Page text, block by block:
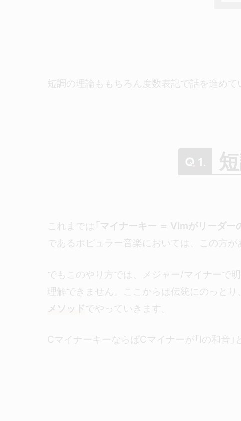
短調の理論ももちろん度数表記で話を進め
1.
これまでは「マイナーキー ＝ VImがリーダー
であるポピュラー音楽においては、この方
でもこのやり方では、メジャー/マイナーで
理解できません。ここからは伝統にのっとり、
メソッドでやっていきます。
CマイナーキーならばCマイナーが「Iの和音